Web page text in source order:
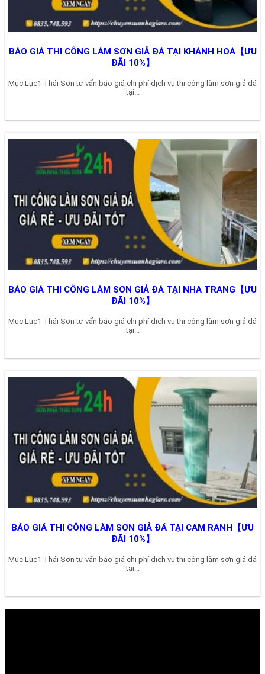
BÁO GIÁ THI CÔNG LÀM SƠN GIẢ ĐÁ TẠI KHÁNH HOÀ【ƯU
ĐÃI 10%】
Mục Lục1 Thái Sơn tư vấn báo giá chi phí dịch vụ thi công làm sơn giả đá
tại...
BÁO GIÁ THI CÔNG LÀM SƠN GIẢ ĐÁ TẠI NHA TRANG【ƯU
ĐÃI 10%】
Mục Lục1 Thái Sơn tư vấn báo giá chi phí dịch vụ thi công làm sơn giả đá
tại...
BÁO GIÁ THI CÔNG LÀM SƠN GIẢ ĐÁ TẠI CAM RANH【ƯU
ĐÃI 10%】
Mục Lục1 Thái Sơn tư vấn báo giá chi phí dịch vụ thi công làm sơn giả đá
tại...